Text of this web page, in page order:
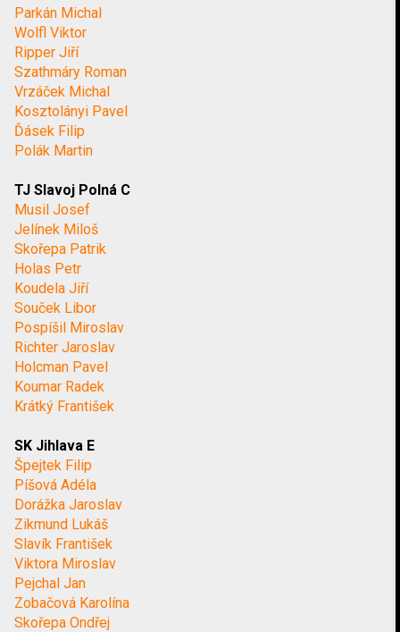
Parkán Michal
Wolfl Viktor
Ripper Jiří
Szathmáry Roman
Vrzáček Michal
Kosztolányi Pavel
Ďásek Filip
Polák Martin
TJ Slavoj Polná C
Musil Josef
Jelínek Miloš
Skořepa Patrik
Holas Petr
Koudela Jiří
Souček Libor
Pospíšil Miroslav
Richter Jaroslav
Holcman Pavel
Koumar Radek
Krátký František
SK Jihlava E
Špejtek Filip
Píšová Adéla
Dorážka Jaroslav
Zikmund Lukáš
Slavík František
Viktora Miroslav
Pejchal Jan
Zobačová Karolína
Skořepa Ondřej